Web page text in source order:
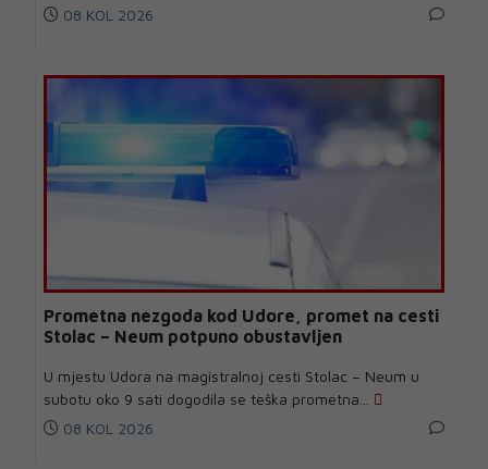
08 KOL 2026
Prometna nezgoda kod Udore, promet na cesti
Stolac – Neum potpuno obustavljen
U mjestu Udora na magistralnoj cesti Stolac – Neum u
subotu oko 9 sati dogodila se teška prometna...
08 KOL 2026